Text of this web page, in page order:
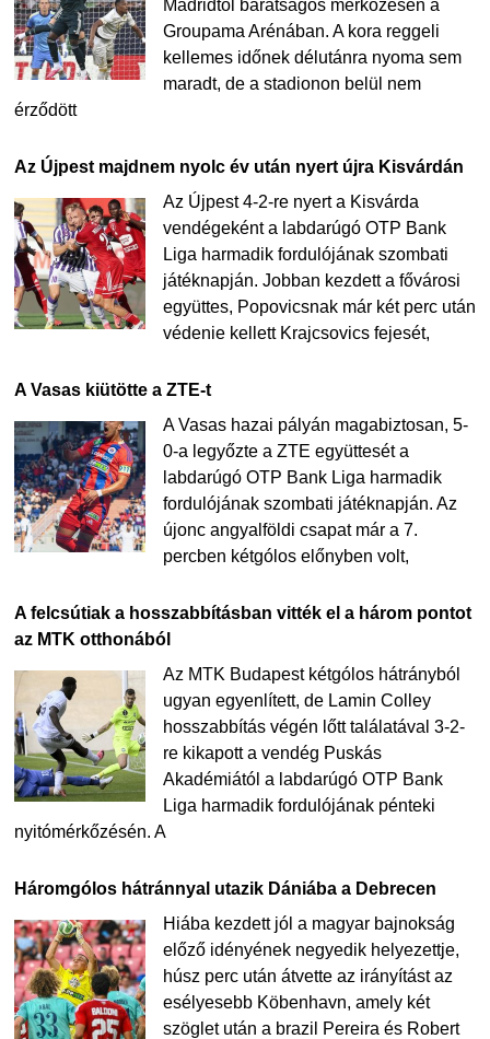
Madridtól barátságos mérkőzésen a
Groupama Arénában. A kora reggeli
kellemes időnek délutánra nyoma sem
maradt, de a stadionon belül nem
érződött
Az Újpest majdnem nyolc év után nyert újra Kisvárdán
Az Újpest 4-2-re nyert a Kisvárda
vendégeként a labdarúgó OTP Bank
Liga harmadik fordulójának szombati
játéknapján. Jobban kezdett a fővárosi
együttes, Popovicsnak már két perc után
védenie kellett Krajcsovics fejesét,
A Vasas kiütötte a ZTE-t
A Vasas hazai pályán magabiztosan, 5-
0-a legyőzte a ZTE együttesét a
labdarúgó OTP Bank Liga harmadik
fordulójának szombati játéknapján. Az
újonc angyalföldi csapat már a 7.
percben kétgólos előnyben volt,
A felcsútiak a hosszabbításban vitték el a három pontot
az MTK otthonából
Az MTK Budapest kétgólos hátrányból
ugyan egyenlített, de Lamin Colley
hosszabbítás végén lőtt találatával 3-2-
re kikapott a vendég Puskás
Akadémiától a labdarúgó OTP Bank
Liga harmadik fordulójának pénteki
nyitómérkőzésén. A
Háromgólos hátránnyal utazik Dániába a Debrecen
Hiába kezdett jól a magyar bajnokság
előző idényének negyedik helyezettje,
húsz perc után átvette az irányítást az
esélyesebb Köbenhavn, amely két
szöglet után a brazil Pereira és Robert